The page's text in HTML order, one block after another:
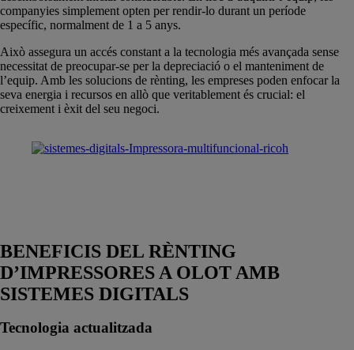
companyies simplement opten per rendir-lo durant un període
específic, normalment de 1 a 5 anys.
Això assegura un accés constant a la tecnologia més avançada sense
necessitat de preocupar-se per la depreciació o el manteniment de
l’equip. Amb les solucions de rènting, les empreses poden enfocar la
seva energia i recursos en allò que veritablement és crucial: el
creixement i èxit del seu negoci.
BENEFICIS DEL RÈNTING
D’IMPRESSORES A OLOT AMB
SISTEMES DIGITALS
Tecnologia actualitzada